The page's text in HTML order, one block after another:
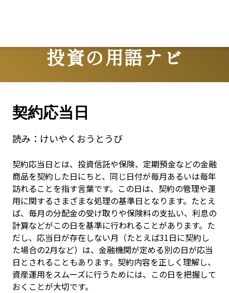
投資の用語ナビ
Terms
契約応当日
読み： けいやくおうとうび
契約応当日とは、投資信託や保険、定期預金などの金融
商品を契約した日にちと、同じ日付が毎月あるいは毎年
訪れることを指す言葉です。この日は、契約の管理や運
用に関するさまざまな処理の基準日となります。たとえ
ば、毎月の分配金の受け取りや保険料の支払い、利息の
計算などがこの日を基準に行われることがあります。た
だし、応当日が存在しない月（たとえば31日に契約し
た場合の2月など）は、金融機関が定める別の日が応当
日とされることもあります。契約内容を正しく理解し、
資産運用をスムーズに行うためには、この日を把握して
おくことが大切です。